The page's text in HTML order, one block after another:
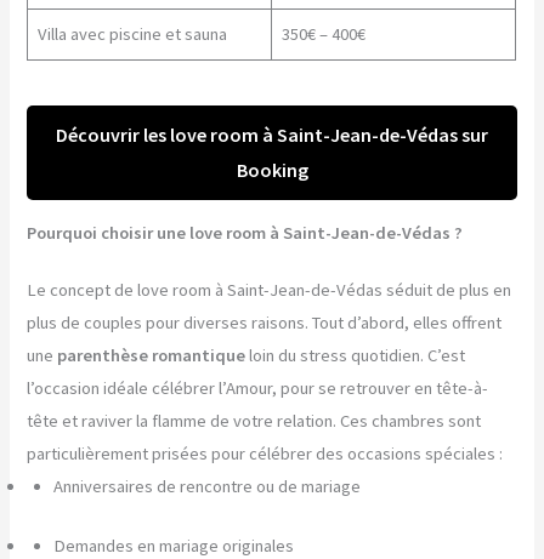
Villa avec piscine et sauna 350€ – 400€
Découvrir les love room à Saint-Jean-de-Védas sur
Booking
Pourquoi choisir une love room à Saint-Jean-de-Védas ?
Le concept de love room à Saint-Jean-de-Védas séduit de plus en
plus de couples pour diverses raisons. Tout d’abord, elles offrent
une parenthèse romantiqueloin du stress quotidien. C’est
l’occasion idéale célébrer l’Amour, pour se retrouver en tête-à-
tête et raviver la flamme de votre relation. Ces chambres sont
particulièrement prisées pour célébrer des occasions spéciales :
Anniversaires de rencontre ou de mariage
Demandes en mariage originales